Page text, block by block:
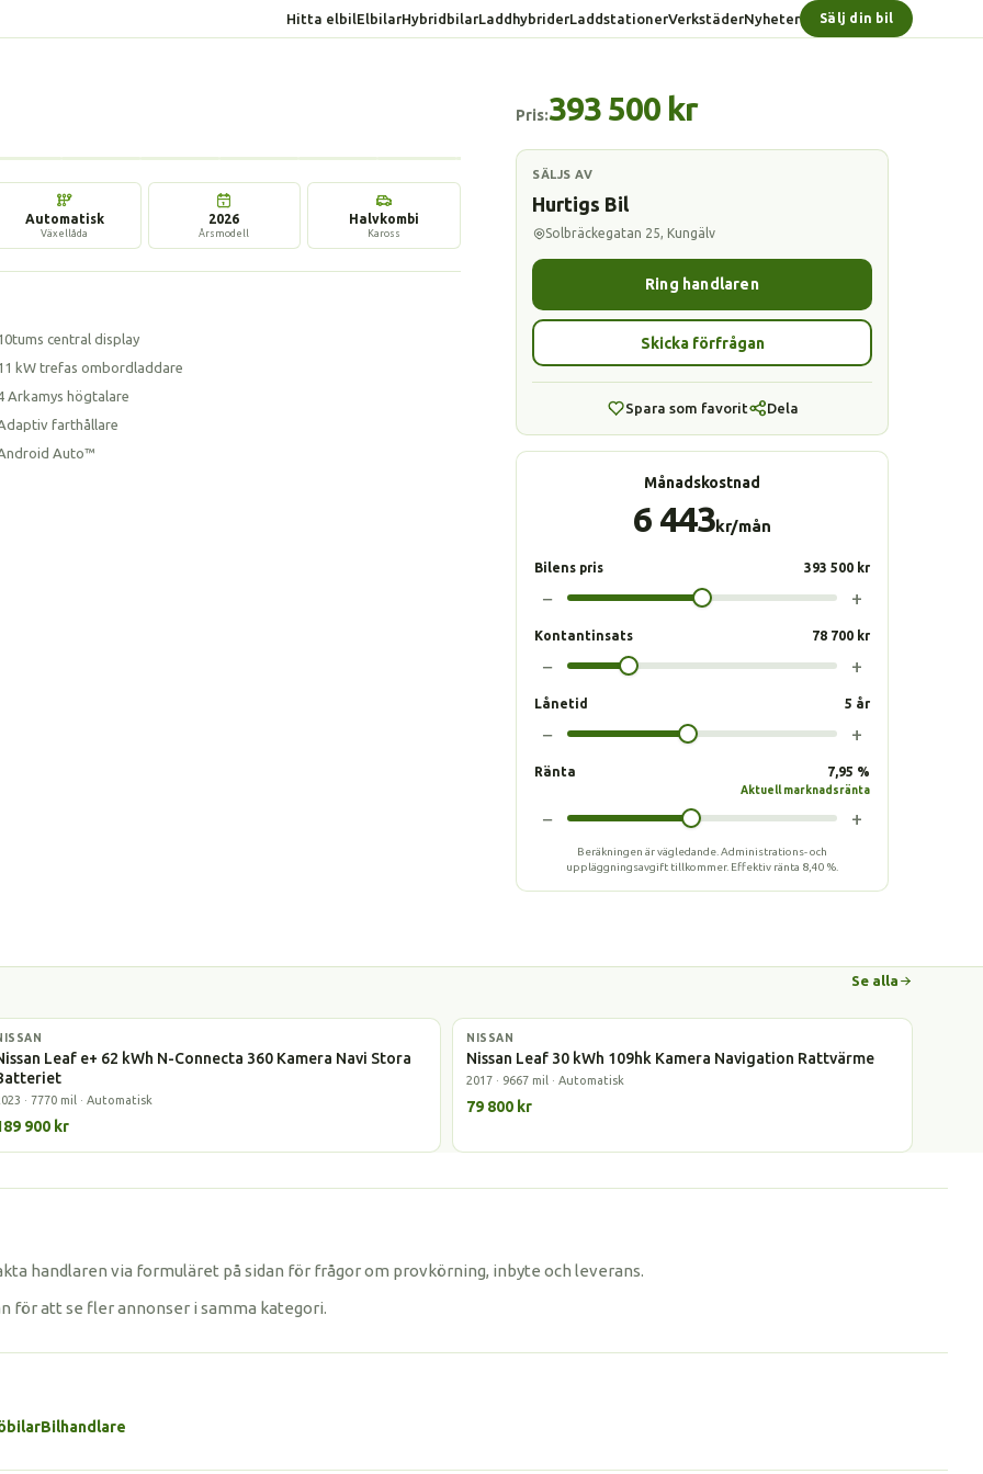
Hitta elbilElbilarHybridbilarLaddhybriderLaddstationerVerkstäderNyheter Sälj din bil
Automatisk
Växellåda
2026
Årsmodell
Halvkombi
Kaross
central display
kW trefas ombordladdare
Arkamys högtalare
farthållare
Auto™
Pris:393 500 kr
SÄLJS AV
Hurtigs Bil
Solbräckegatan 25, Kungälv
Ring handlaren
Skicka förfrågan
Spara som favorit Dela
Månadskostnad
6 443kr/mån
Bilens pris 393 500 kr
− +
Kontantinsats 78 700 kr
− +
Lånetid 5 år
− +
Ränta 7,95 %
Aktuell marknadsränta
− +
Beräkningen är vägledande. Administrations- och
uppläggningsavgift tillkommer. Effektiv ränta 8,40 %
Se alla
Elbil
Leaf e+ 62 kWh N-Connecta 360 Kamera Navi Stora
· 7770 mil · Automatisk
900 kr
Elbil
NISSAN
Nissan Leaf 30 kWh 109hk Kamera Navigation Rattvärme
2017 · 9667 mil · Automatisk
79 800 kr
handlaren via formuläret på sidan för frågor om provkörning, inbyte och leverans.
för att se fler annonser i samma kategori.
Bilhandlare